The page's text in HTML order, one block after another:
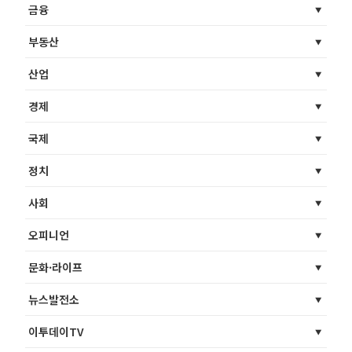
금융
부동산
산업
경제
국제
정치
사회
오피니언
문화·라이프
뉴스발전소
이투데이TV